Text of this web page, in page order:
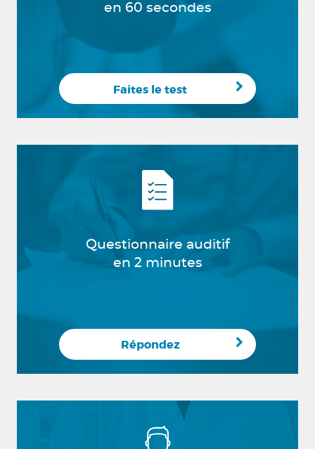
en 60 secondes
Faites le test
Questionnaire auditif
en 2 minutes
Répondez